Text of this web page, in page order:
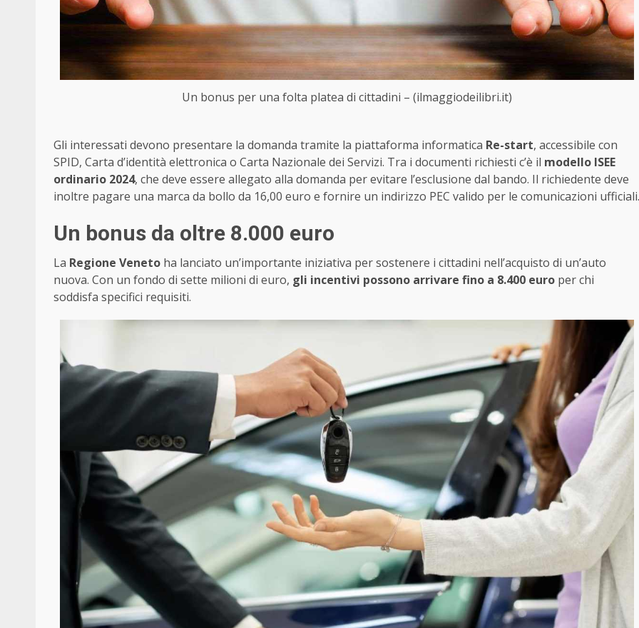
Un bonus per una folta platea di cittadini – (ilmaggiodeilibri.it)
Gli interessati devono presentare la domanda tramite la piattaforma informatica Re-start, accessibile con
SPID, Carta d’identità elettronica o Carta Nazionale dei Servizi. Tra i documenti richiesti c’è il modello ISEE
ordinario 2024, che deve essere allegato alla domanda per evitare l’esclusione dal bando. Il richiedente deve
inoltre pagare una marca da bollo da 16,00 euro e fornire un indirizzo PEC valido per le comunicazioni ufficiali.
Un bonus da oltre 8.000 euro
La Regione Veneto ha lanciato un’importante iniziativa per sostenere i cittadini nell’acquisto di un’auto
nuova. Con un fondo di sette milioni di euro, gli incentivi possono arrivare fino a 8.400 euro per chi
soddisfa specifici requisiti.